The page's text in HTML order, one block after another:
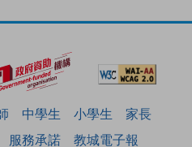
中學生 小學生
家長
服務承諾 教城電子報